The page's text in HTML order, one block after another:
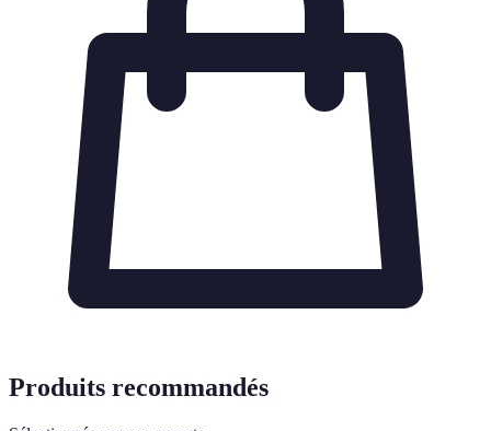
Produits recommandés